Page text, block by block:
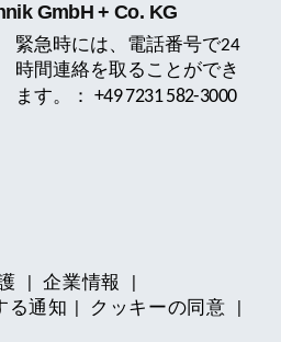
GmbH + Co. KG
緊急時には、電話番号で24
時間連絡を取ることができ
ます。：+49 7231 582-3000
企業情報
る通知
クッキーの同意